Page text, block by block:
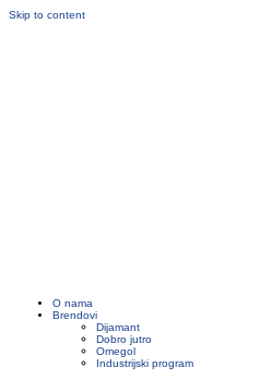
Skip to content
O nama
Brendovi
Dijamant
Dobro jutro
Omegol
Industrijski program